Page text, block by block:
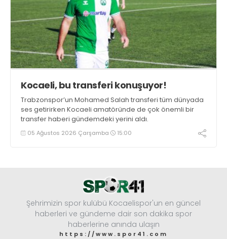
Kocaeli, bu transferi konuşuyor!
Trabzonspor’un Mohamed Salah transferi tüm dünyada
ses getirirken Kocaeli amatöründe de çok önemli bir
transfer haberi gündemdeki yerini aldı.
05 Ağustos 2026 Çarşamba 15:00
Şehrimizin spor kulübü Kocaelispor'un en güncel
haberleri ve gündeme dair son dakika spor
haberlerine anında ulaşın
https://www.spor41.com